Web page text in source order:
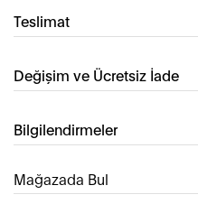
Teslimat
Değişim ve Ücretsiz İade
Bilgilendirmeler
Mağazada Bul